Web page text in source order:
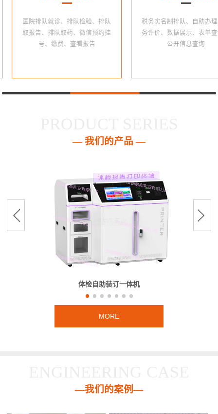
医院排队就诊、排队检验、排队
取报告、排队取药、微信预约挂
号、缴费、查看报告
税务实名制排队、自助办理
务评价、数据展示、表单查
公开信息查询
— 我们的产品 —
体检自助装订一体机
MORE
—我们的案例—